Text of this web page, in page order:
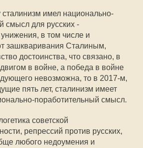
сталинизм имел национально-
смысл для русских -
в том числе и
зашкваривания Сталиным,
достоинства, что связано, в
в войне, а победа в войне
невозможна, то в 2017-м,
пять лет, сталинизм имеет
поработительный смысл.
советской
репрессий против русских,
любого недоумения и